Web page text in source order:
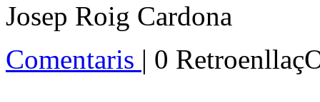
Josep Roig Cardona
Comentaris | 0